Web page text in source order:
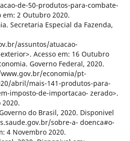
de-50-produtos-para-combate-
em: 2 Outubro 2020.
Secretaria Especial da Fazenda,
assuntos/atuacao-
Acesso em: 16 Outubro
Governo Federal, 2020.
economia/pt-
abril/mais-141-produtos-para-
imposto-de-importacao- zerado>.
do Brasil, 2020. Disponivel
sobre-a- doenca#o-
4 Novembro 2020.